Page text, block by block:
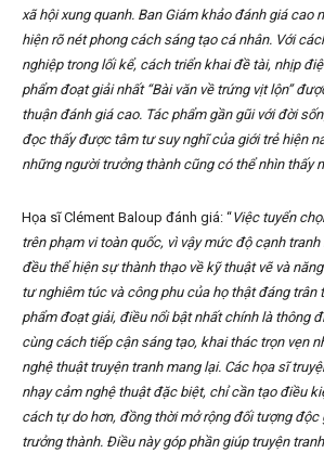
xã hội xung quanh. Ban Giám khảo đánh giá cao
hiện rõ nét phong cách sáng tạo cá nhân. Với
nghiệp trong lối kể, cách triển khai đề tài, nhịp
phẩm đoạt giải nhất “Bài văn về trứng vịt lộn”
thuận đánh giá cao. Tác phẩm gần gũi với đời
đọc thấy được tâm tư suy nghĩ của giới trẻ hiện
những người trưởng thành cũng có thể nhìn thấy
Họa sĩ Clément Baloup đánh giá: “Việc tuyển
trên phạm vi toàn quốc, vì vậy mức độ cạnh
đều thể hiện sự thành thạo về kỹ thuật vẽ và
tư nghiêm túc và công phu của họ thật đáng trân
phẩm đoạt giải, điều nổi bật nhất chính là thông
cùng cách tiếp cận sáng tạo, khai thác trọn vẹn
nghệ thuật truyện tranh mang lại. Các họa sĩ
nhạy cảm nghệ thuật đặc biệt, chỉ cần tạo điều
cách tự do hơn, đồng thời mở rộng đối tượng độc
trưởng thành. Điều này góp phần giúp truyện